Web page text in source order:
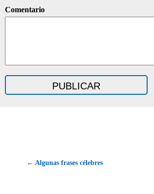
Comentario
← Algunas frases célebres